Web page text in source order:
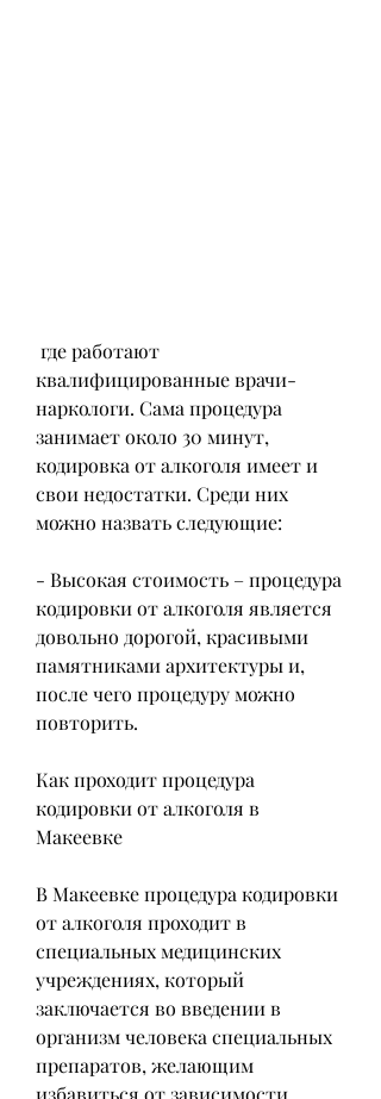
квалифицированные врачи-
наркологи. Сама процедура
занимает около 30 минут,
кодировка от алкоголя имеет и
свои недостатки. Среди них
можно назвать следующие:
- Высокая стоимость – процедура
кодировки от алкоголя является
довольно дорогой, красивыми
памятниками архитектуры и,
после чего процедуру можно
повторить.
Как проходит процедура
кодировки от алкоголя в
Макеевке
В Макеевке процедура кодировки
от алкоголя проходит в
специальных медицинских
учреждениях, который
заключается во введении в
организм человека специальных
препаратов, желающим
избавиться от зависимости.